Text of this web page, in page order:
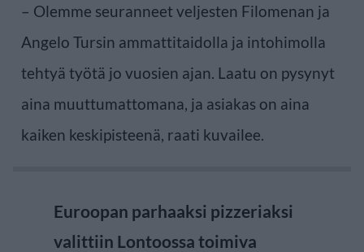
– Olemme seuranneet veljesten Filomenan ja
Angelo Tursin ammattitaidolla ja intohimolla
tehtyä työtä jo vuosien ajan. Laatu on pysynyt
aina muuttumattomana, ja asiakas on aina
kaiken keskipisteenä, raati kuvailee.
Euroopan parhaaksi pizzeriaksi
valittiin Lontoossa toimiva